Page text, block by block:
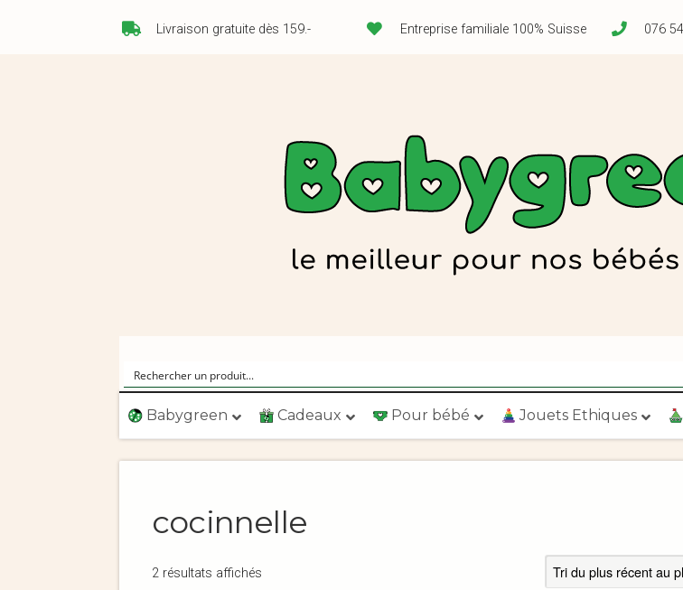
Livraison gratuite dès 159.- Entreprise familiale 100% Suisse 076
Babygreen Cadeaux Pour bébé Jouets Ethiques
cocinnelle
2 résultats affichés